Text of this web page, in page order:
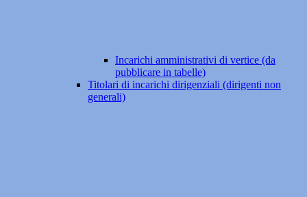
Incarichi amministrativi di vertice (da
pubblicare in tabelle)
Titolari di incarichi dirigenziali (dirigenti non
generali)